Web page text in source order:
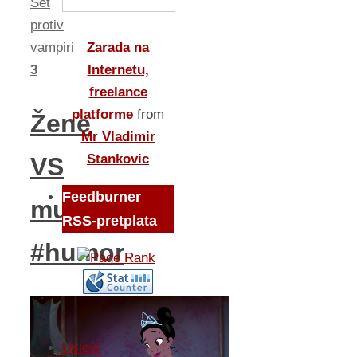
protiv
vampiri
3
Žene
VS
muškarci
#humor
Zarada na
Internetu,
freelance
platforme from
Mr Vladimir
Stankovic
Feedburner
RSS-pretplata
Uslovi